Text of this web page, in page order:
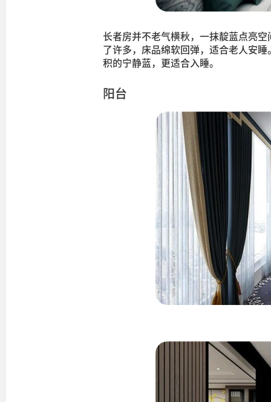
长者房并不老气横秋，一抹靛蓝点亮
了许多，床品绵软回弹，适合老人安
积的宁静蓝，更适合入睡。
阳台